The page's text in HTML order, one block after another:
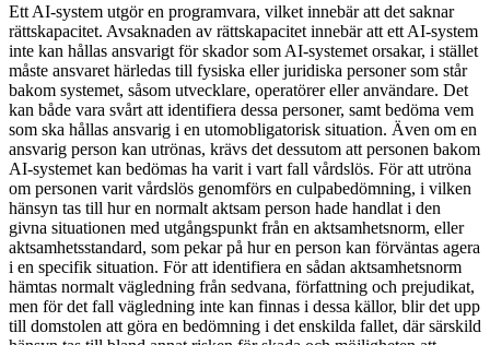
Ett AI-system utgör en programvara, vilket innebär att det saknar
rättskapacitet. Avsaknaden av rättskapacitet innebär att ett AI-system
inte kan hållas ansvarigt för skador som AI-systemet orsakar, i stället
måste ansvaret härledas till fysiska eller juridiska personer som står
bakom systemet, såsom utvecklare, operatörer eller användare. Det
kan både vara svårt att identifiera dessa personer, samt bedöma vem
som ska hållas ansvarig i en utomobligatorisk situation. Även om en
ansvarig person kan utrönas, krävs det dessutom att personen bakom
AI-systemet kan bedömas ha varit i vart fall vårdslös. För att utröna
om personen varit vårdslös genomförs en culpabedömning, i vilken
hänsyn tas till hur en normalt aktsam person hade handlat i den
givna situationen med utgångspunkt från en aktsamhetsnorm, eller
aktsamhetsstandard, som pekar på hur en person kan förväntas agera
i en specifik situation. För att identifiera en sådan aktsamhetsnorm
hämtas normalt vägledning från sedvana, författning och prejudikat,
men för det fall vägledning inte kan finnas i dessa källor, blir det upp
till domstolen att göra en bedömning i det enskilda fallet, där särskild